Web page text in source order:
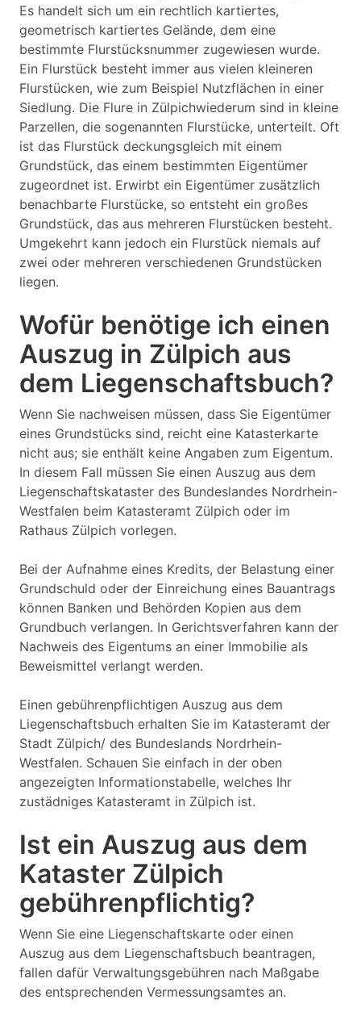
Es handelt sich um ein rechtlich kartiertes,
geometrisch kartiertes Gelände, dem eine
bestimmte Flurstücksnummer zugewiesen wurde.
Ein Flurstück besteht immer aus vielen kleineren
Flurstücken, wie zum Beispiel Nutzflächen in einer
Siedlung. Die Flure in Zülpichwiederum sind in kleine
Parzellen, die sogenannten Flurstücke, unterteilt. Oft
ist das Flurstück deckungsgleich mit einem
Grundstück, das einem bestimmten Eigentümer
zugeordnet ist. Erwirbt ein Eigentümer zusätzlich
benachbarte Flurstücke, so entsteht ein großes
Grundstück, das aus mehreren Flurstücken besteht.
Umgekehrt kann jedoch ein Flurstück niemals auf
zwei oder mehreren verschiedenen Grundstücken
liegen.
Wofür benötige ich einen
Auszug in Zülpich aus
dem Liegenschaftsbuch?
Wenn Sie nachweisen müssen, dass Sie Eigentümer
eines Grundstücks sind, reicht eine Katasterkarte
nicht aus; sie enthält keine Angaben zum Eigentum.
In diesem Fall müssen Sie einen Auszug aus dem
Liegenschaftskataster des Bundeslandes Nordrhein-
Westfalen beim Katasteramt Zülpich oder im
Rathaus Zülpich vorlegen.
Bei der Aufnahme eines Kredits, der Belastung einer
Grundschuld oder der Einreichung eines Bauantrags
können Banken und Behörden Kopien aus dem
Grundbuch verlangen. In Gerichtsverfahren kann der
Nachweis des Eigentums an einer Immobilie als
Beweismittel verlangt werden.
Einen gebührenpflichtigen Auszug aus dem
Liegenschaftsbuch erhalten Sie im Katasteramt der
Stadt Zülpich/ des Bundeslands Nordrhein-
Westfalen. Schauen Sie einfach in der oben
angezeigten Informationstabelle, welches Ihr
zustädniges Katasteramt in Zülpich ist.
Ist ein Auszug aus dem
Kataster Zülpich
gebührenpflichtig?
Wenn Sie eine Liegenschaftskarte oder einen
Auszug aus dem Liegenschaftsbuch beantragen,
fallen dafür Verwaltungsgebühren nach Maßgabe
des entsprechenden Vermessungsamtes an.